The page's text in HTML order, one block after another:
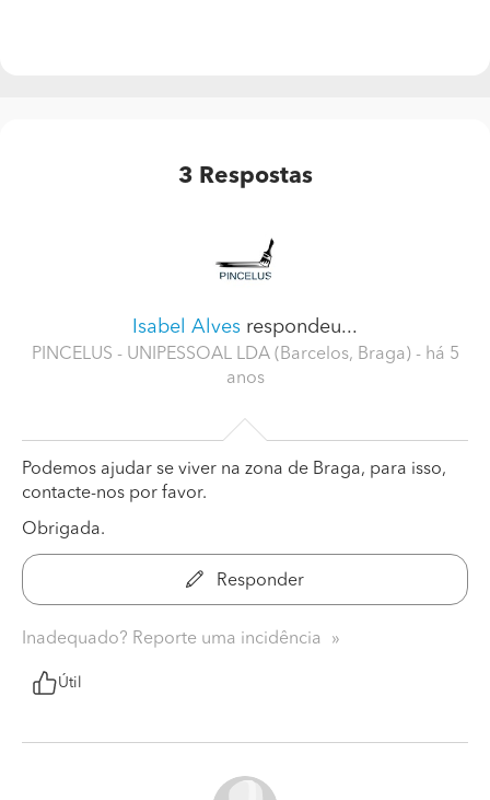
3 Respostas
Isabel Alves respondeu...
PINCELUS - UNIPESSOAL LDA (Barcelos, Braga) - há 5
anos
Podemos ajudar se viver na zona de Braga, para isso,
contacte-nos por favor.
Obrigada.
Responder
Inadequado? Reporte uma incidência
Útil